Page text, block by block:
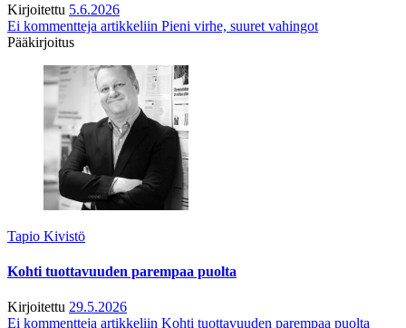
Kirjoitettu 5.6.2026
Ei kommentteja artikkeliin Pieni virhe, suuret vahingot
Pääkirjoitus
Tapio Kivistö
Kohti tuottavuuden parempaa puolta
Kirjoitettu 29.5.2026
Ei kommentteja artikkeliin Kohti tuottavuuden parempaa puolta